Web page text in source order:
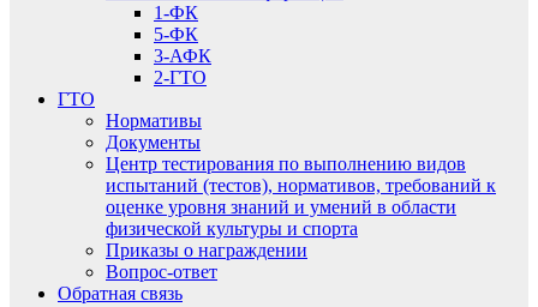
1-ФК
5-ФК
3-АФК
2-ГТО
ГТО
Нормативы
Документы
Центр тестирования по выполнению видов
испытаний (тестов), нормативов, требований к
оценке уровня знаний и умений в области
физической культуры и спорта
Приказы о награждении
Вопрос-ответ
Обратная связь